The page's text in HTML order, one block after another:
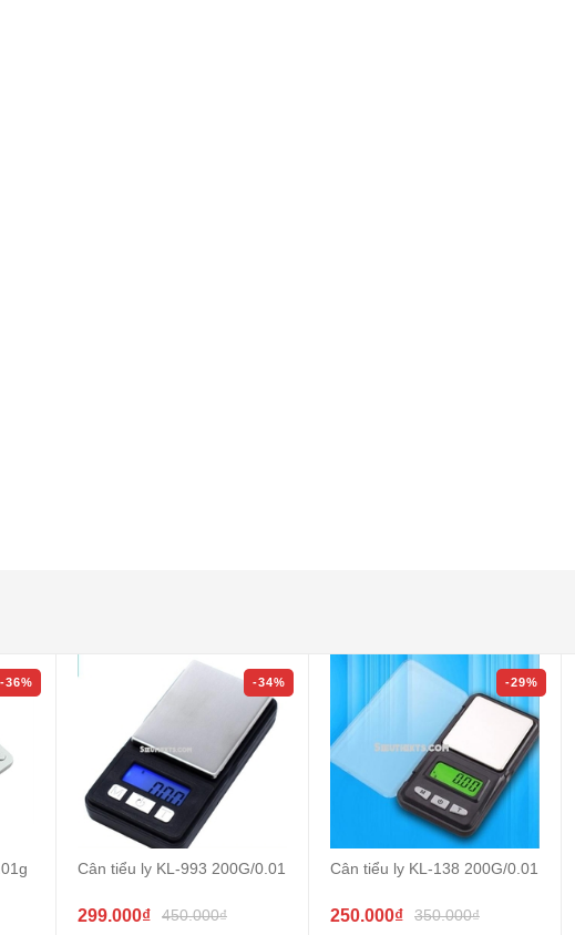
-36% -34%
Cân tiểu ly KL-993 200G/0.01
299.000₫ 450.000₫
-29%
Cân tiểu ly KL-138 200G/0.01
250.000₫ 350.000₫